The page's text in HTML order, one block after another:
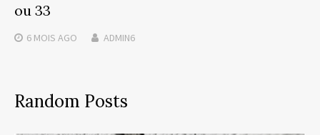
ou 33
6 MOIS AGO ADMIN6
Random Posts